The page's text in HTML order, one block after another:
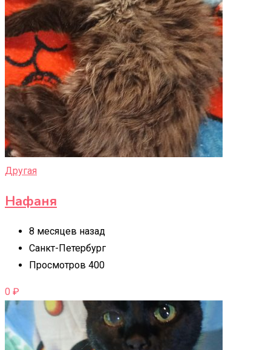
Другая
Нафаня
8 месяцев назад
Санкт-Петербург
Просмотров 400
0 ₽